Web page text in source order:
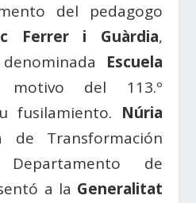
del pedagogo
Ferrer i Guàrdia,
Escuela
del 113.º
fusilamiento. Núria
de Transformación
de
a la Generalitat